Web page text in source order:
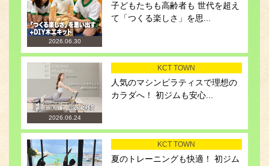
2026.06.30
子どもたちも高齢者も 世代を超え
て「つくる楽しさ」を思...
2026.06.24
KCT TOWN
人気のマシンピラティスで理想の
カラダへ！ 初ジムも安心...
KCT TOWN
夏のトレーニングも快適！ 初ジム